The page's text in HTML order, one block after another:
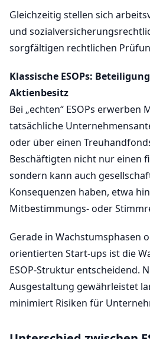
Gleichzeitig stellen sich
und
sorgfältigen rechtlichen
Klassische ESOPs:
Aktienbesitz
Bei „echten“ ESOPs
tatsächliche
oder über einen
Beschäftigten nicht nur einen
sondern kann auch
Konsequenzen haben, etwa
Mitbestimmungs- oder
Gerade in Wachstumsphasen
orientierten Start-ups ist die
ESOP-Struktur entscheidend.
Ausgestaltung gewährleistet
minimiert Risiken für